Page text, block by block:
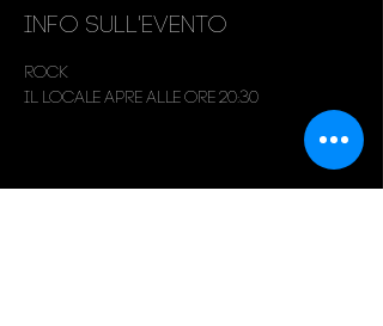
Info sull'evento
Rock
Il locale apre alle ore 20:30